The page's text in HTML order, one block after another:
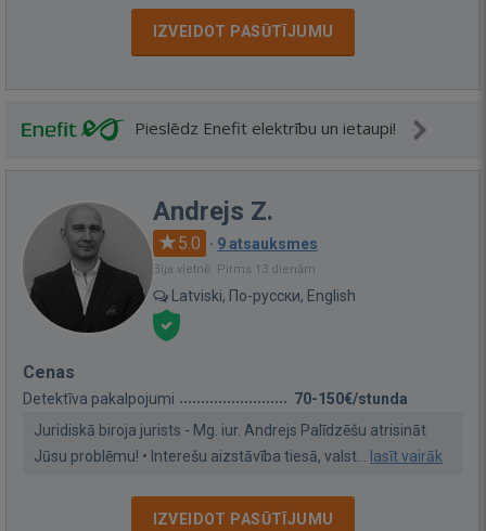
IZVEIDOT PASŪTĪJUMU
Pieslēdz Enefit elektrību un ietaupi!
Andrejs Z.
5.0 · 9 atsauksmes
Bija vietnē: Pirms 13 dienām
Latviski, По-русски, English
Cenas
Detektīva pakalpojumi
70-150€/stunda
Juridiskā biroja jurists - Mg. iur. Andrejs Palīdzēšu atrisināt
Jūsu problēmu! • Interešu aizstāvība tiesā, valst... lasīt vairāk
IZVEIDOT PASŪTĪJUMU